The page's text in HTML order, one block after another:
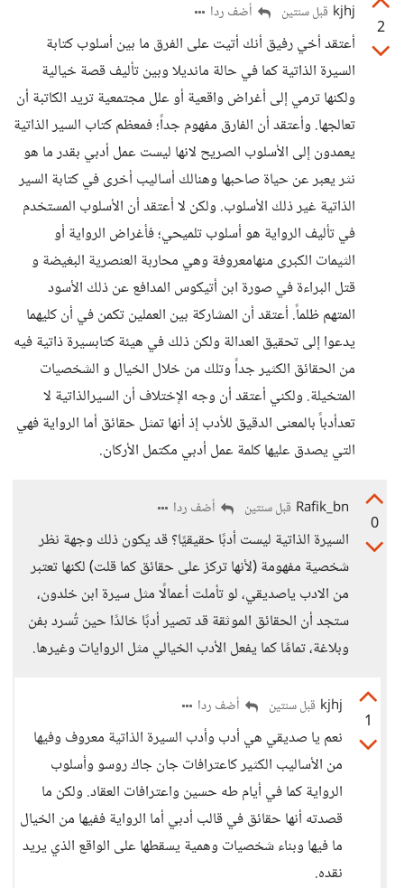
2
kjhj قبل سنتين أضف ردا
أعتقد أخي رفيق أنك أتيت على الفرق ما بين أسلوب كتابة
السيرة الذاتية كما في حالة مانديلا وبين تأليف قصة خيالية
ولكنها ترمي إلى أغراض واقعية أو علل مجتمعية تريد الكاتبة أن
تعالجها. وأعتقد أن الفارق مفهوم جداً؛ فمعظم كتاب السير الذاتية
يعمدون إلى الأسلوب الصريح لانها ليست عمل أدبي بقدر ما هو
نثر يعبر عن حياة صاحبها وهنالك أساليب أخرى في كتابة السير
الذاتية غير ذلك الأسلوب. ولكن لا أعتقد أن الأسلوب المستخدم
في تأليف الرواية هو أسلوب تلميحي؛ فأغراض الرواية أو
الثيمات الكبرى منهامعروفة وهي محاربة العنصرية البغيضة و
قتل البراءة في صورة ابن أتيكوس المدافع عن ذلك الأسود
المتهم ظلماً. أعتقد أن المشاركة بين العملين تكمن في أن كليهما
يدعوا إلى تحقيق العدالة ولكن ذلك في هيئة كتابسيرة ذاتية فيه
من الحقائق الكثير جداً وتلك من خلال الخيال و الشخصيات
المتخيلة. ولكني أعتقد أن وجه الإختلاف أن السيرالذاتية لا
تعدأدباً بالمعنى الدقيق للأدب إذ أنها تمثل حقائق أما الرواية فهي
التي يصدق عليها كلمة عمل أدبي مكتمل الأركان.
0
Rafik_bn قبل سنتين أضف ردا
السيرة الذاتية ليست أدبًا حقيقيًا؟ قد يكون ذلك وجهة نظر
شخصية مفهومة (لأنها تركز على حقائق كما قلت) لكنها تعتبر
من الادب ياصديقي، لو تأملت أعمالًا مثل سيرة ابن خلدون،
ستجد أن الحقائق الموثقة قد تصير أدبًا خالدًا حين تُسرد بفن
وبلاغة، تمامًا كما يفعل الأدب الخيالي مثل الروايات وغيرها.
1
kjhj قبل سنتين أضف ردا
نعم يا صديقي هي أدب وأدب السيرة الذاتية معروف وفيها
من الأساليب الكثير كاعترافات جان جاك روسو وأسلوب
الرواية كما في أيام طه حسين واعترافات العقاد. ولكن ما
قصدته أنها حقائق في قالب أدبي أما الرواية ففيها من الخيال
ما فيها وبناء شخصيات وهمية يسقطها على الواقع الذي يريد
نقده.